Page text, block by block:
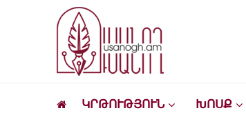
ԿՐԹՈՒԹՅՈՒՆ ԽՈՍՔ